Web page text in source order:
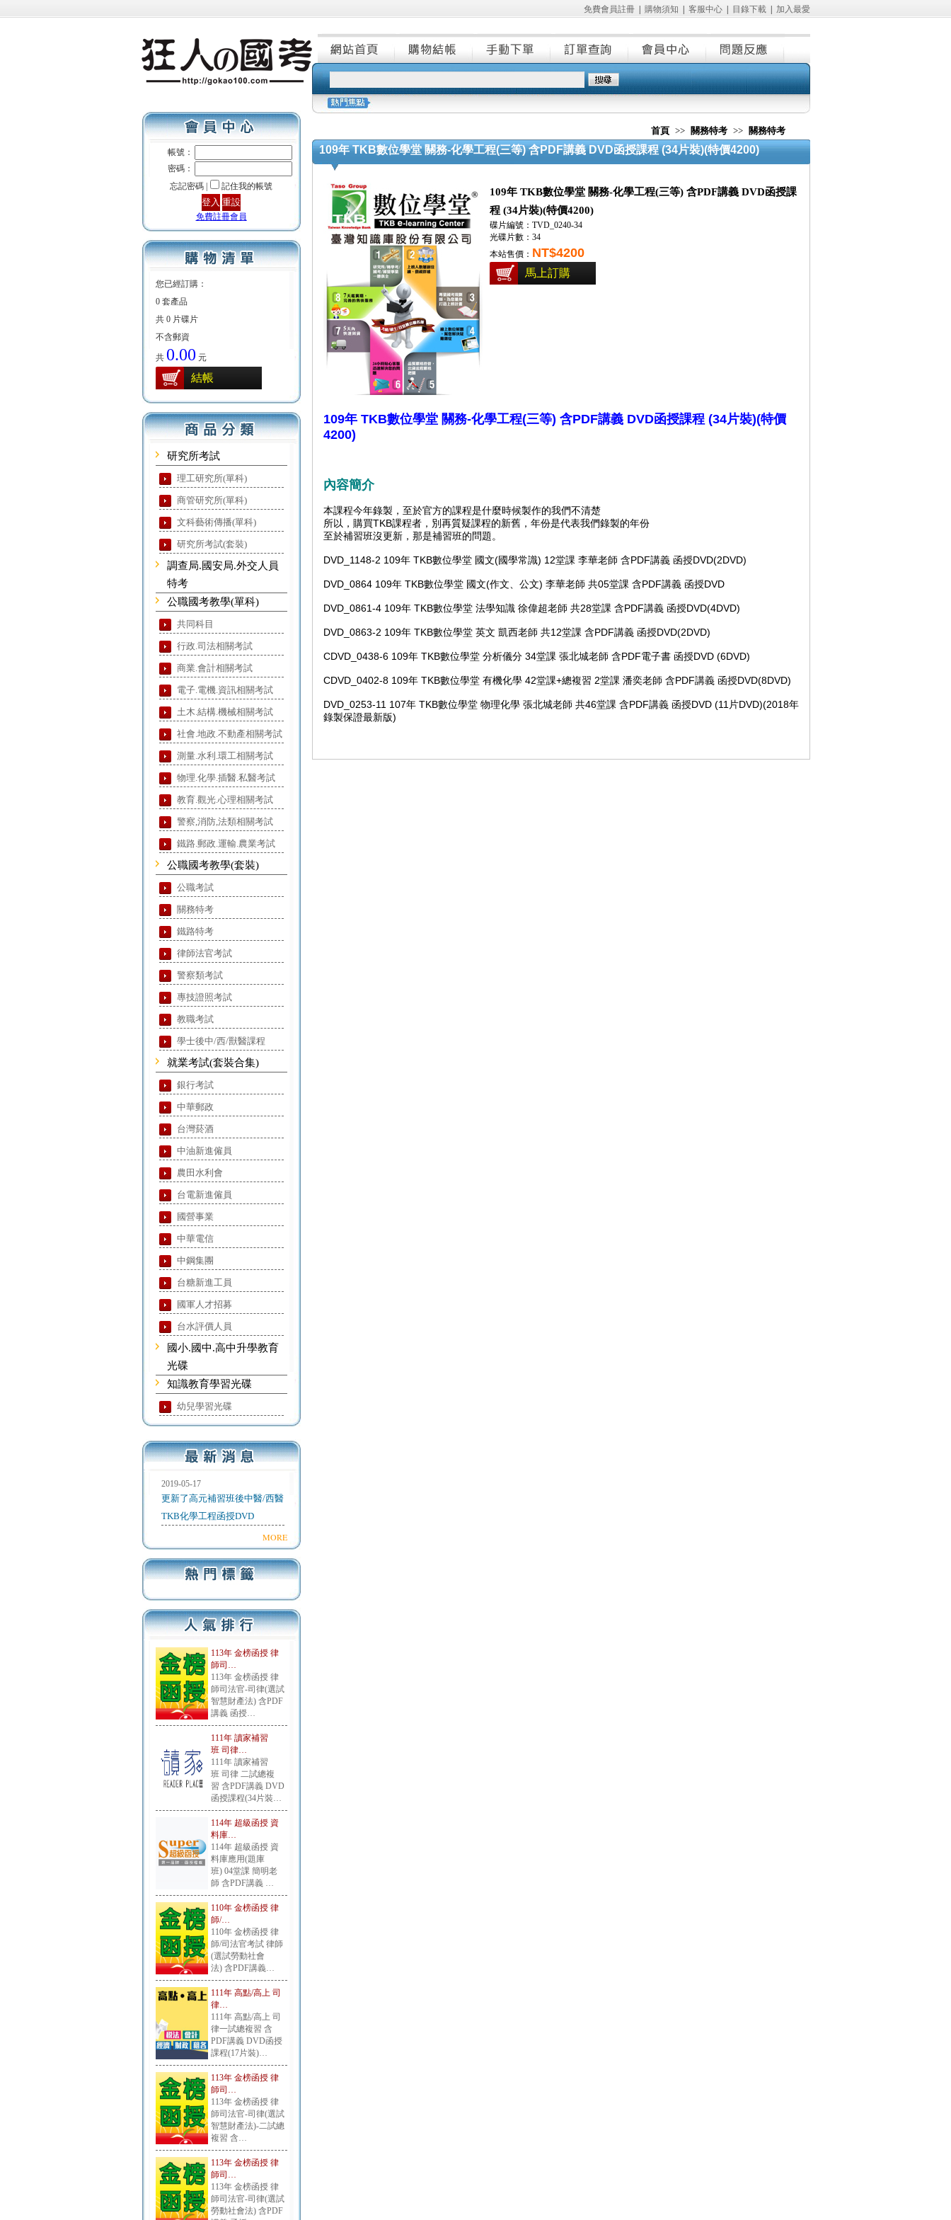
免費會員註冊| 購物須知 客服中心| 目錄下載| 加入最愛
帳號：
密碼：
忘記密碼 |
記住我的帳號
免費註冊會員
您已經訂購：
0 套產品
共 0 片碟片
不含郵資
共 0.00 元
結帳
研究所考試
理工研究所(單科)
商管研究所(單科)
文科藝術傳播(單科)
研究所考試(套裝)
調查局.國安局.外交人員
特考
公職國考教學(單科)
共同科目
行政.司法相關考試
商業.會計相關考試
電子.電機.資訊相關考試
土木.結構.機械相關考試
社會.地政.不動產相關考試
測量.水利.環工相關考試
物理.化學.插醫.私醫考試
教育.觀光.心理相關考試
警察,消防,法類相關考試
鐵路.郵政.運輸.農業考試
公職國考教學(套裝)
公職考試
關務特考
鐵路特考
律師法官考試
警察類考試
專技證照考試
教職考試
學士後中/西/獸醫課程
就業考試(套裝合集)
銀行考試
中華郵政
台灣菸酒
中油新進僱員
農田水利會
台電新進僱員
國營事業
中華電信
中鋼集團
台糖新進工員
國軍人才招募
台水評價人員
國小.國中.高中升學教育
光碟
知識教育學習光碟
幼兒學習光碟
2019-05-17
更新了高元補習班後中醫/西醫
TKB化學工程函授DVD
MORE
113年 金榜函授 律
師司…
113年 金榜函授 律
師司法官-司律(選試
智慧財產法) 含PDF
講義 函授…
111年 讀家補習
班 司律…
111年 讀家補習
班 司律 二試總複
習 含PDF講義 DVD
函授課程(34片裝…
114年 超級函授 資
料庫…
114年 超級函授 資
料庫應用(題庫
班) 04堂課 簡明老
師 含PDF講義 …
110年 金榜函授 律
師/…
110年 金榜函授 律
師/司法官考試 律師
(選試勞動社會
法) 含PDF講義…
111年 高點/高上 司
律…
111年 高點/高上 司
律一試總複習 含
PDF講義 DVD函授
課程(17片裝)…
113年 金榜函授 律
師司…
113年 金榜函授 律
師司法官-司律(選試
智慧財產法)-二試總
複習 含…
113年 金榜函授 律
師司…
113年 金榜函授 律
師司法官-司律(選試
勞動社會法) 含PDF
首頁 >> 關務特考 >> 關務特考
109年 TKB數位學堂 關務-化學工程(三等) 含PDF講義 DVD函授課程 (34片裝)(特價4200)
109年 TKB數位學堂 關務-化學工程(三等) 含PDF講義 DVD函授課
程 (34片裝)(特價4200)
碟片編號：TVD_0240-34
光碟片數：34
本站售價： NT$4200
馬上訂購
109年 TKB數位學堂 關務-化學工程(三等) 含PDF講義 DVD函授課程 (34片裝)(特價
4200)
內容簡介
本課程今年錄製，至於官方的課程是什麼時候製作的我們不清楚
所以，購買TKB課程者，別再質疑課程的新舊，年份是代表我們錄製的年份
至於補習班沒更新，那是補習班的問題。
DVD_1148-2 109年 TKB數位學堂 國文(國學常識) 12堂課 李華老師 含PDF講義 函授DVD(2DVD)
DVD_0864 109年 TKB數位學堂 國文(作文、公文) 李華老師 共05堂課 含PDF講義 函授DVD
DVD_0861-4 109年 TKB數位學堂 法學知識 徐偉超老師 共28堂課 含PDF講義 函授DVD(4DVD)
DVD_0863-2 109年 TKB數位學堂 英文 凱西老師 共12堂課 含PDF講義 函授DVD(2DVD)
CDVD_0438-6 109年 TKB數位學堂 分析儀分 34堂課 張北城老師 含PDF電子書 函授DVD (6DVD)
CDVD_0402-8 109年 TKB數位學堂 有機化學 42堂課+總複習 2堂課 潘奕老師 含PDF講義 函授DVD(8DVD)
DVD_0253-11 107年 TKB數位學堂 物理化學 張北城老師 共46堂課 含PDF講義 函授DVD (11片DVD)(2018年
錄製保證最新版)